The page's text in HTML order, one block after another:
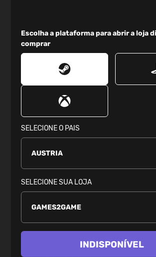
Escolha a plataforma para abrir a loja
comprar
SELECIONE O PAIS
SELECIONE SUA LOJA
INDISPONÍVEL